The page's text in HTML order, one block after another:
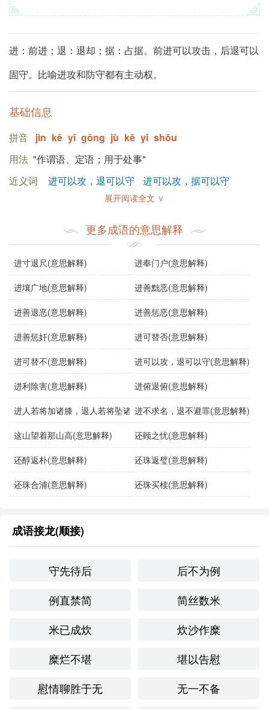
进：前进；退：退却；据：占据。前进可以攻击，后退可以
固守。比喻进攻和防守都有主动权。
基础信息
拼音 jìn kě yǐ gōng jù kě yǐ shǒu
用法 "作谓语、定语；用于处事"
近义词
进可以攻，退可以守 进可以攻，据可以守
shǒu kě,kè
可
yǐ
展开阅读全文 ∨
更多成语的意思解释
进寸退尺(意思解释) 进奉门户(意思解释)
进壤广地(意思解释) 进善黜恶(意思解释)
进善退恶(意思解释) 进善惩恶(意思解释)
进善惩奸(意思解释) 进可替否(意思解释)
进可替不(意思解释) 进可以攻，退可以守(意思解释)
进利除害(意思解释) 进俯退俯(意思解释)
进人若将加诸膝，退人若将坠诸渊(意思解释)进不求名，退不避罪(意思解释)
这山望着那山高(意思解释) 还顾之忧(意思解释)
还醇返朴(意思解释) 还珠返璧(意思解释)
还珠合浦(意思解释) 还珠买椟(意思解释)
成语接龙(顺接)
守先待后
后不为例
例直禁简
简丝数米
米已成炊
炊沙作糜
糜烂不堪
堪以告慰
慰情聊胜于无
无一不备